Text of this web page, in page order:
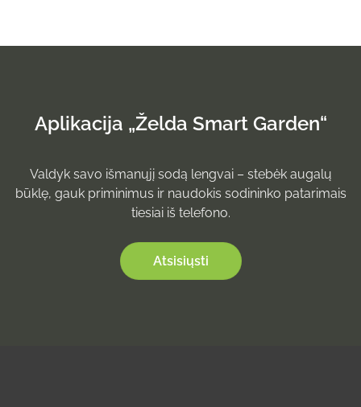
Aplikacija „Želda Smart Garden“
Valdyk savo išmanųjį sodą lengvai – stebėk augalų
būklę, gauk priminimus ir naudokis sodininko patarimais
tiesiai iš telefono.
Atsisiųsti